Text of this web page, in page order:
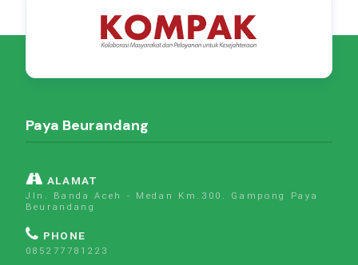
Paya Beurandang
ALAMAT
Jln. Banda Aceh - Medan Km.300. Gampong Paya
Beurandang
PHONE
085277781223